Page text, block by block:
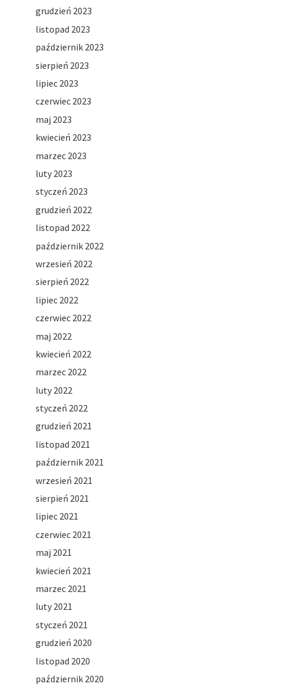
grudzień 2023
listopad 2023
październik 2023
sierpień 2023
lipiec 2023
czerwiec 2023
maj 2023
kwiecień 2023
marzec 2023
luty 2023
styczeń 2023
grudzień 2022
listopad 2022
październik 2022
wrzesień 2022
sierpień 2022
lipiec 2022
czerwiec 2022
maj 2022
kwiecień 2022
marzec 2022
luty 2022
styczeń 2022
grudzień 2021
listopad 2021
październik 2021
wrzesień 2021
sierpień 2021
lipiec 2021
czerwiec 2021
maj 2021
kwiecień 2021
marzec 2021
luty 2021
styczeń 2021
grudzień 2020
listopad 2020
październik 2020